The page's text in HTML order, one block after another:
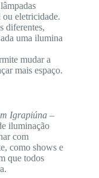
eletricidade.
diferentes,
uma ilumina
mudar a
mais espaço.
Igrapiúna –
iluminação
com
como shows e
que todos